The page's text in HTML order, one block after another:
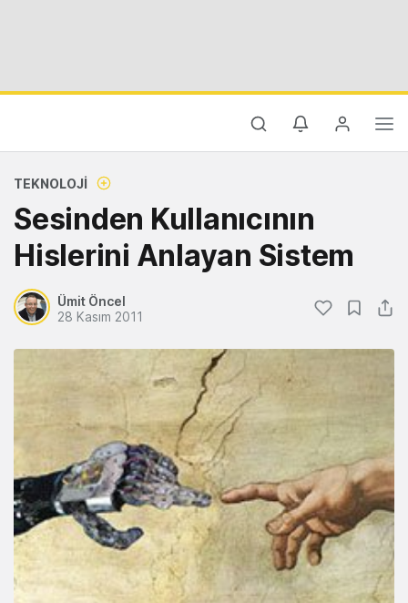
TEKNOLOJI
Sesinden Kullanıcının
Hislerini Anlayan Sistem
Ümit Öncel
28 Kasım 2011